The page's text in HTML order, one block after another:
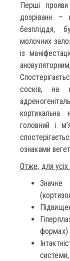
Перші
дозріванн –
безпліддя,
молочних
із
сосків, на
кортикальна
головний і
ознаками
Отже, для
Значне
формах)
системи,